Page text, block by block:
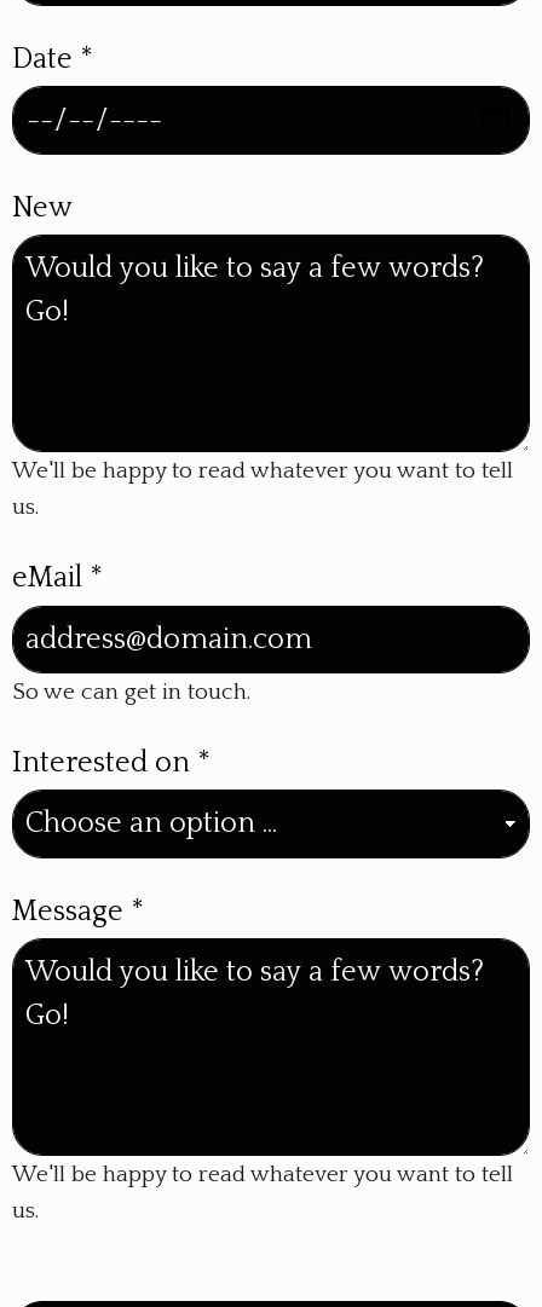
Date *
New
We'll be happy to read whatever you want to tell
us.
eMail *
So we can get in touch.
Interested on *
Message *
We'll be happy to read whatever you want to tell
us.